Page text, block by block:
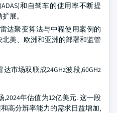
和自驾车的使用率不断提
展。
达聚变算法与中程使用案例的
美、欧洲和亚洲的部署和监管
市场双联成24GHz波段,60GHz
,2024年估值为12亿美元. 这一段
高分辨率能力的需求日益增加,